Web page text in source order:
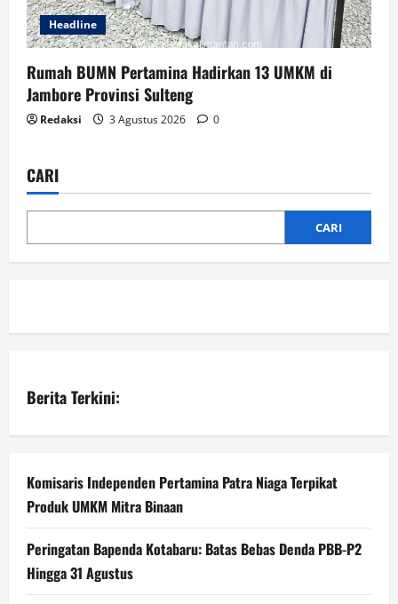
Headline
Rumah BUMN Pertamina Hadirkan 13 UMKM di
Jambore Provinsi Sulteng
Redaksi 3 Agustus 2026 0
CARI
CARI
Berita Terkini:
Komisaris Independen Pertamina Patra Niaga Terpikat
Produk UMKM Mitra Binaan
Peringatan Bapenda Kotabaru: Batas Bebas Denda PBB-P2
Hingga 31 Agustus